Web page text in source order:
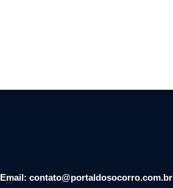
Email: contato@portaldosocorro.com.br